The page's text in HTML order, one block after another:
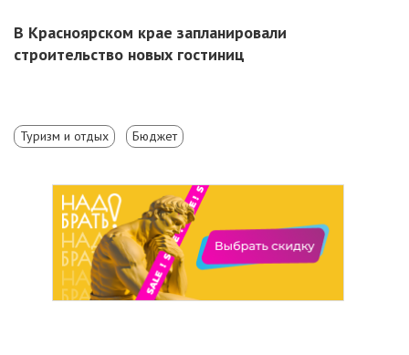
В Красноярском крае запланировали
строительство новых гостиниц
Туризм и отдых Бюджет